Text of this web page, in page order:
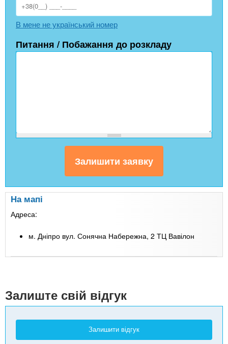
В мене не український номер
Питання / Побажання до розкладу
На мапі
Адреса:
м. Дніпро вул. Сонячна Набережна, 2 ТЦ Вавілон
Залиште свій відгук
Залишити відгук